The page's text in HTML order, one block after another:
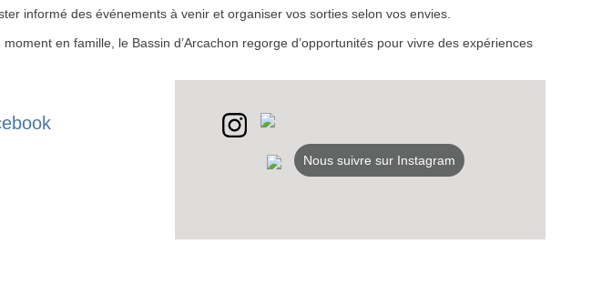
LES
BONS PLANS
S'ABONNER
informé des événements à venir et organiser vos sorties selon vos envies.
en famille, le Bassin d’Arcachon regorge d’opportunités pour vivre des expériences
Nous suivre sur Instagram